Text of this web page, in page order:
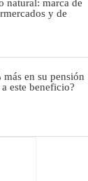
natural: marca de
y de
en su pensión
este beneficio?